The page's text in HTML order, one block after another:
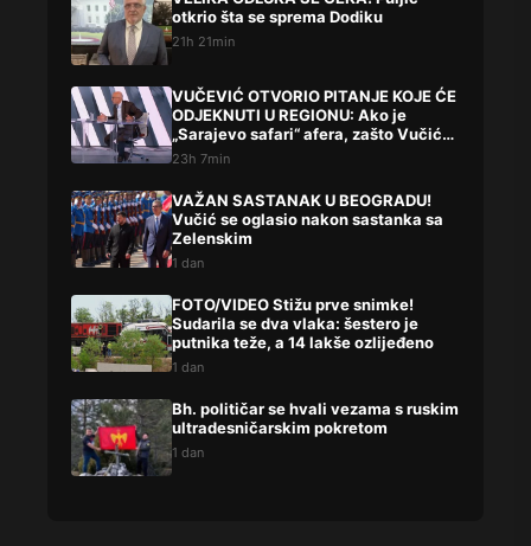
otkrio šta se sprema Dodiku
21h 21min
VUČEVIĆ OTVORIO PITANJE KOJE ĆE
ODJEKNUTI U REGIONU: Ako je
„Sarajevo safari“ afera, zašto Vučića
niste procesuirali?!
23h 7min
VAŽAN SASTANAK U BEOGRADU!
Vučić se oglasio nakon sastanka sa
Zelenskim
1 dan
FOTO/VIDEO Stižu prve snimke!
Sudarila se dva vlaka: šestero je
putnika teže, a 14 lakše ozlijeđeno
1 dan
Bh. političar se hvali vezama s ruskim
ultradesničarskim pokretom
1 dan